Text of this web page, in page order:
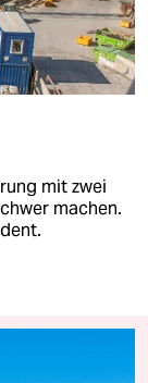
mit zwei
machen.